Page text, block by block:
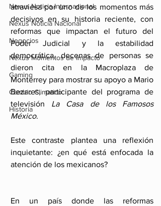
Nexus Noticia Internacional
Nexus Noticia Nacional
Negocios
Nexus Momentos de Impacto
Gaming
Cambio Climatico
Historia
atraviesa por uno de los momentos más
decisivos en su historia reciente, con
reformas que impactan el futuro del
Poder Judicial y la estabilidad
democrática, decenas de personas se
dieron cita en la Macroplaza de
Monterrey para mostrar su apoyo a Mario
Bezares, participante del programa de
televisión La Casa de los Famosos
México.
Este contraste plantea una reflexión
inquietante: ¿en qué está enfocada la
atención de los mexicanos?
En un país donde las reformas